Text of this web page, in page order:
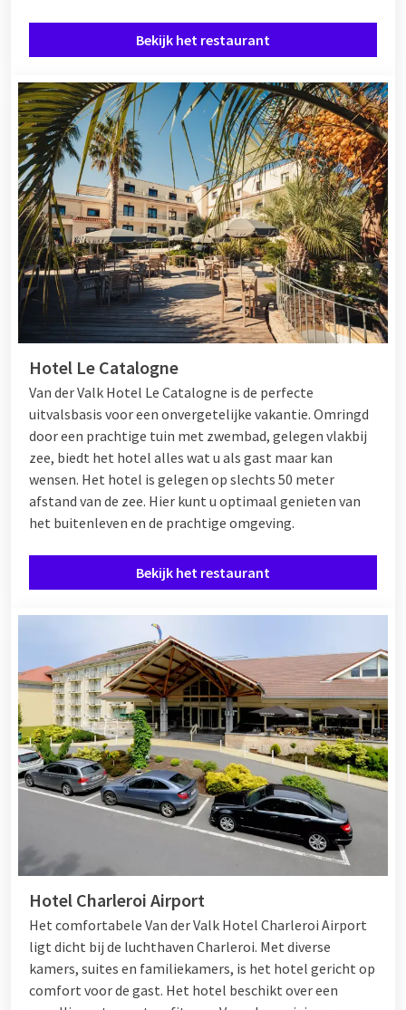
Bekijk het restaurant
Hotel Le Catalogne
Van der Valk Hotel Le Catalogne is de perfecte
uitvalsbasis voor een onvergetelijke vakantie. Omringd
door een prachtige tuin met zwembad, gelegen vlakbij
zee, biedt het hotel alles wat u als gast maar kan
wensen. Het hotel is gelegen op slechts 50 meter
afstand van de zee. Hier kunt u optimaal genieten van
het buitenleven en de prachtige omgeving.
Bekijk het restaurant
Hotel Charleroi Airport
Het comfortabele Van der Valk Hotel Charleroi Airport
ligt dicht bij de luchthaven Charleroi. Met diverse
kamers, suites en familiekamers, is het hotel gericht op
comfort voor de gast. Het hotel beschikt over een